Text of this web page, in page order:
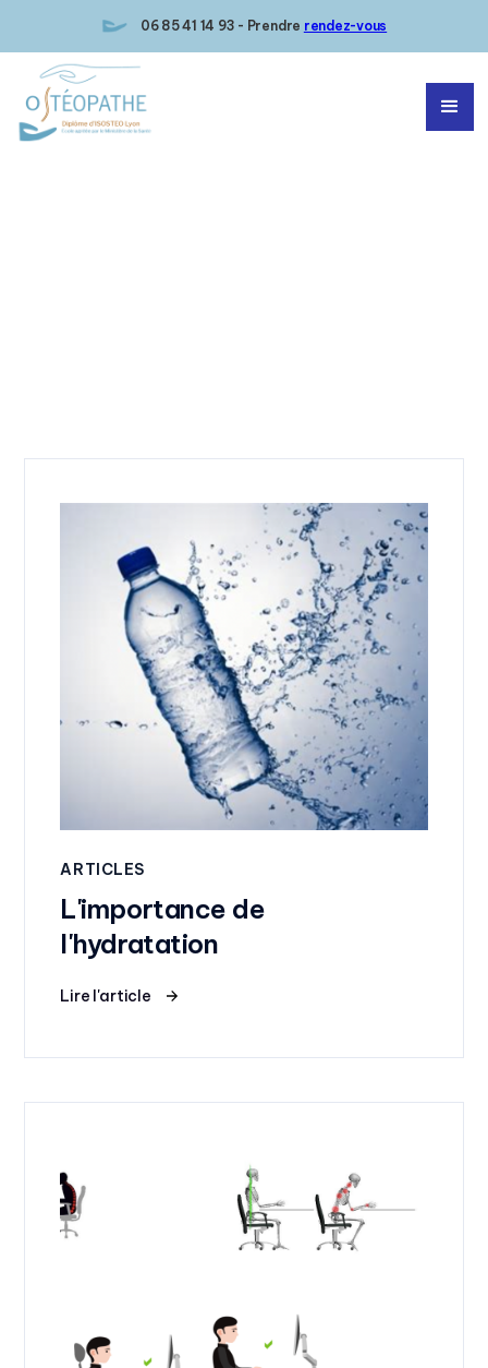
06 85 41 14 93 - Prendre rendez-vous
ARTICLES
L'importance de
l'hydratation
Lire l'article